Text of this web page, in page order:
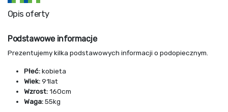
Opis oferty
Podstawowe informacje
Prezentujemy kilka podstawowych informacji o podopiecznym.
Płeć:kobieta
Wiek:91lat
Wzrost:160cm
Waga:55kg